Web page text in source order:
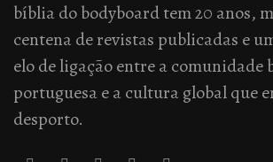
bíblia do bodyboard tem 20 anos,
centena de revistas publicadas e
elo de ligação entre a comunidade
portuguesa e a cultura global que
desporto.